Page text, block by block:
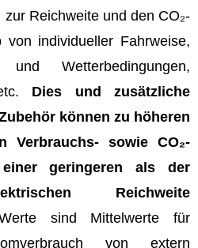
Reichweite und den CO₂-
von individueller Fahrweise,
Wetterbedingungen,
Dies und zusätzliche
können zu höheren
Verbrauchs- sowie CO₂-
geringeren als der
Reichweite
sind Mittelwerte für
von extern